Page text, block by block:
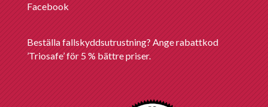
Facebook
Beställa fallskyddsutrustning? Ange rabattkod
’Triosafe’ för 5 % bättre priser.